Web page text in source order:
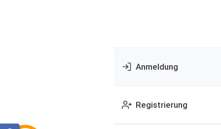
Anmeldung
Registrierung